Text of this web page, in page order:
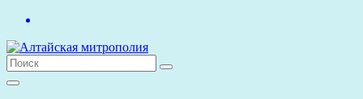
Перейти
содержимому